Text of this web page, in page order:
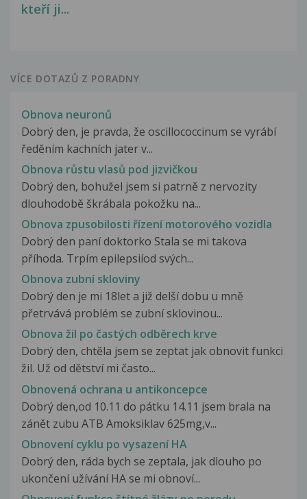
kteří ji...
VÍCE DOTAZŮ Z PORADNY
Obnova neuronů
Dobrý den, je pravda, že oscillococcinum se vyrábí
ředěním kachních jater v...
Obnova růstu vlasů pod jizvičkou
Dobrý den, bohužel jsem si patrně z nervozity
dlouhodobě škrábala pokožku na...
Obnova zpusobilosti řízení motorového vozidla
Dobrý den paní doktorko Stala se mi takova
příhoda. Trpím epilepsiíod svých...
Obnova zubní skloviny
Dobrý den je mi 18let a již delší dobu u mně
přetrvává problém se zubní sklovinou...
Obnova žil po častých odběrech krve
Dobrý den, chtěla jsem se zeptat jak obnovit funkci
žil. Už od dětství mi často...
Obnovená ochrana u antikoncepce
Dobrý den,od 10.11 do pátku 14.11 jsem brala na
zánět zubu ATB Amoksiklav 625mg,v...
Obnovení cyklu po vysazení HA
Dobrý den, ráda bych se zeptala, jak dlouho po
ukončení užívání HA se mi obnoví...